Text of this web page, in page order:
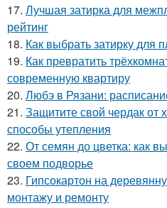
17. Лучшая затирка для
рейтинг
18. Как выбрать затирку для
19. Как превратить
современную квартиру
20. Любэ в Рязани:
21. Защитите свой чердак от
способы утепления
22. От семян до цветка: как
своем подворье
23. Гипсокартон на
монтажу и ремонту